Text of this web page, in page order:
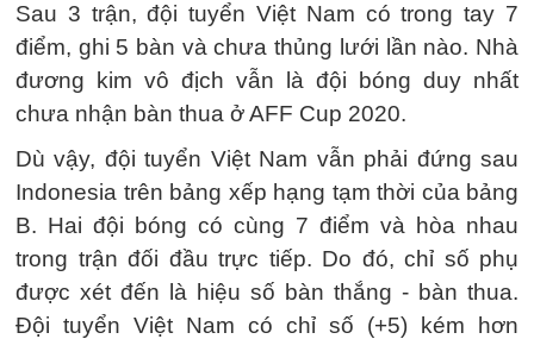
Sau 3 trận, đội tuyển Việt Nam có trong tay 7
điểm, ghi 5 bàn và chưa thủng lưới lần nào. Nhà
đương kim vô địch vẫn là đội bóng duy nhất
chưa nhận bàn thua ở AFF Cup 2020.
Dù vậy, đội tuyển Việt Nam vẫn phải đứng sau
Indonesia trên bảng xếp hạng tạm thời của bảng
B. Hai đội bóng có cùng 7 điểm và hòa nhau
trong trận đối đầu trực tiếp. Do đó, chỉ số phụ
được xét đến là hiệu số bàn thắng - bàn thua.
Đội tuyển Việt Nam có chỉ số (+5) kém hơn